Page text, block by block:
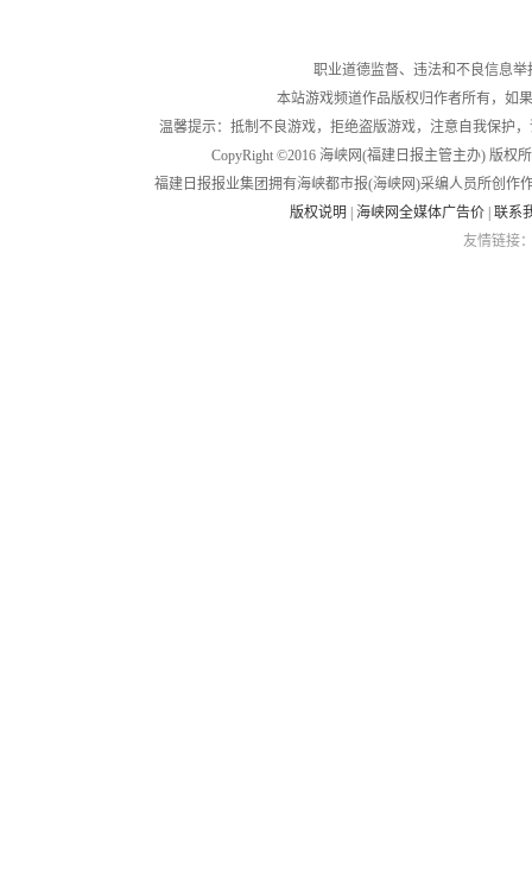
职业道德监督、违法和不良信息举
本站游戏频道作品版权归作者所有，如
温馨提示：抵制不良游戏，拒绝盗版游戏，注意自我保护
CopyRight ©2016 海峡网(福建日报主管主办) 版权
福建日报报业集团拥有海峡都市报(海峡网)采编人员所创作
版权说明
|海峡网全媒体广告价 |联系
友情链接